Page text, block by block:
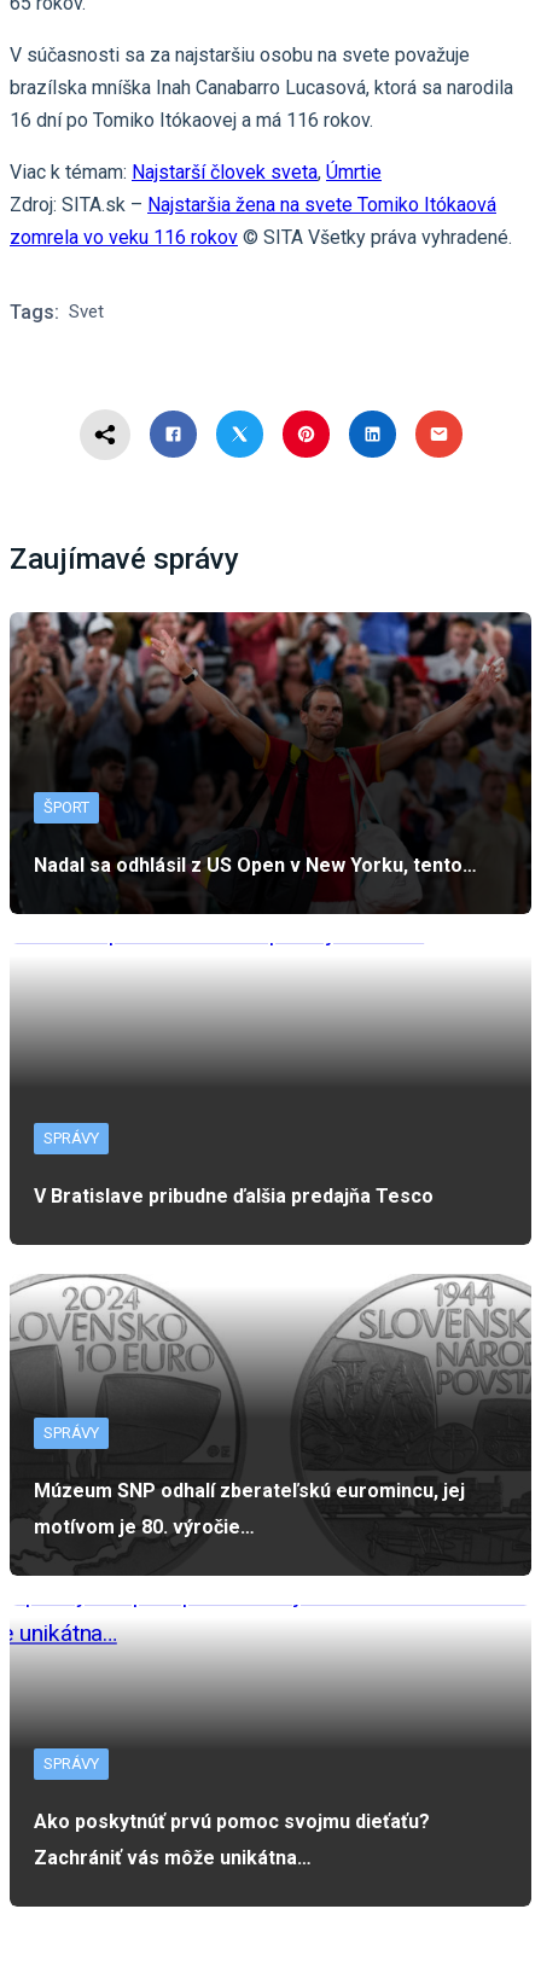
V súčasnosti sa za najstaršiu osobu na svete považuje
brazílska mníška Inah Canabarro Lucasová, ktorá sa narodila
16 dní po Tomiko Itókaovej a má 116 rokov.
Viac k témam: Najstarší človek sveta, Úmrtie
Zdroj: SITA.sk – Najstaršia žena na svete Tomiko Itókaová
zomrela vo veku 116 rokov © SITA Všetky práva vyhradené.
Tags: Svet
Zaujímavé správy
ŠPORT
Nadal sa odhlásil z US Open v New Yorku, tento…
SPRÁVY
V Bratislave pribudne ďalšia predajňa Tesco
SPRÁVY
Múzeum SNP odhalí zberateľskú euromincu, jej
motívom je 80. výročie…
SPRÁVY
Ako poskytnúť prvú pomoc svojmu dieťaťu?
Zachrániť vás môže unikátna…